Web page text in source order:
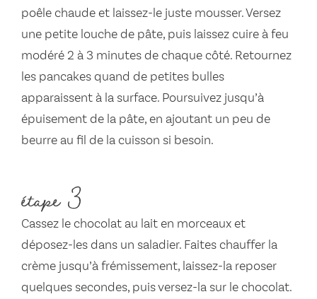
poêle chaude et laissez-le juste mousser. Versez
une petite louche de pâte, puis laissez cuire à feu
modéré 2 à 3 minutes de chaque côté. Retournez
les pancakes quand de petites bulles
apparaissent à la surface. Poursuivez jusqu’à
épuisement de la pâte, en ajoutant un peu de
beurre au fil de la cuisson si besoin.
étape 3
Cassez le chocolat au lait en morceaux et
déposez-les dans un saladier. Faites chauffer la
crème jusqu’à frémissement, laissez-la reposer
quelques secondes, puis versez-la sur le chocolat.